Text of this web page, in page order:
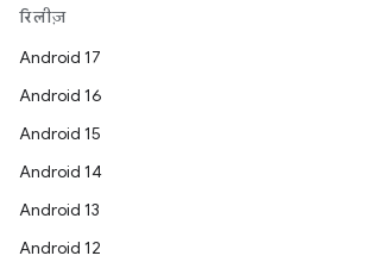
रिलीज़
Android 17
Android 16
Android 15
Android 14
Android 13
Android 12